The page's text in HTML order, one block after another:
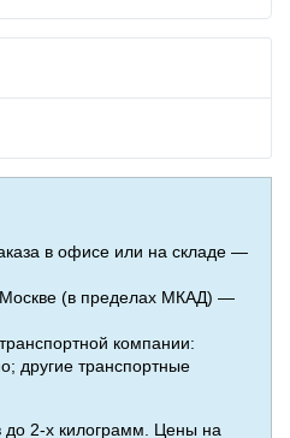
в офисе или на складе —
Москве (в пределах МКАД) —
компании:
другие транспортные
до 2-х килограмм. Цены на